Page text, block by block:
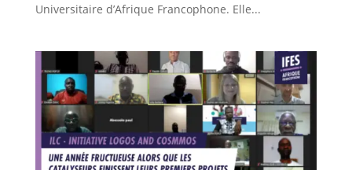
Universitaire d’Afrique Francophone. Elle...